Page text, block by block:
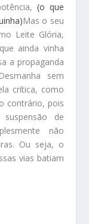
(o que
Mas o seu
Leite Glória,
ainda vinha
a propaganda
sem
crítica, como
contrário, pois
de
não
Ou seja, o
vias batiam